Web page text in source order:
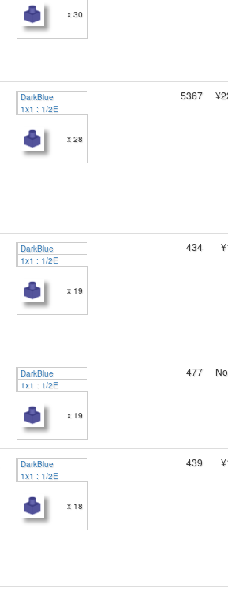
x 30
DarkBlue
1x1 : 1/2E
x 28
5367
DarkBlue
1x1 : 1/2E
x 19
434
DarkBlue
1x1 : 1/2E
x 19
477
DarkBlue
1x1 : 1/2E
x 18
439